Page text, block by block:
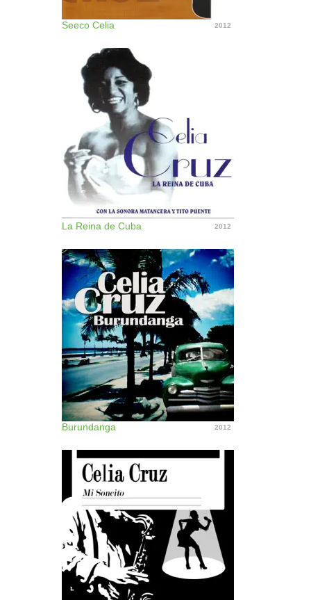
Seeco Celia 2012
La Reina de Cuba 2012
Burundanga 2012